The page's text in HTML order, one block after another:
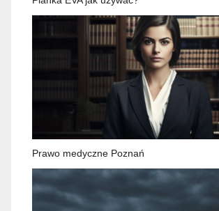
Prawo medyczne Poznań